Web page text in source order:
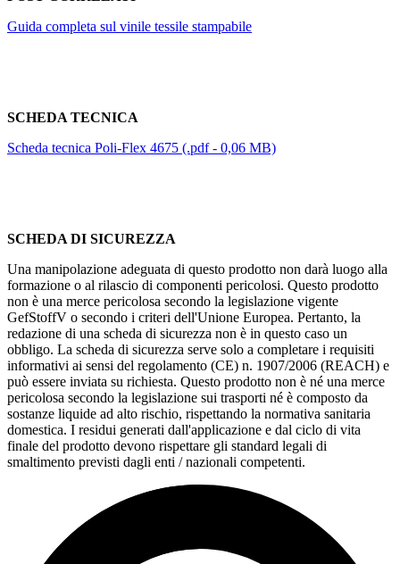
Guida completa sul vinile tessile stampabile
SCHEDA TECNICA
Scheda tecnica Poli-Flex 4675 (.pdf - 0,06 MB)
SCHEDA DI SICUREZZA
Una manipolazione adeguata di questo prodotto non darà luogo alla
formazione o al rilascio di componenti pericolosi. Questo prodotto
non è una merce pericolosa secondo la legislazione vigente
GefStoffV o secondo i criteri dell'Unione Europea. Pertanto, la
redazione di una scheda di sicurezza non è in questo caso un
obbligo. La scheda di sicurezza serve solo a completare i requisiti
informativi ai sensi del regolamento (CE) n. 1907/2006 (REACH) e
può essere inviata su richiesta. Questo prodotto non è né una merce
pericolosa secondo la legislazione sui trasporti né è composto da
sostanze liquide ad alto rischio, rispettando la normativa sanitaria
domestica. I residui generati dall'applicazione e dal ciclo di vita
finale del prodotto devono rispettare gli standard legali di
smaltimento previsti dagli enti / nazionali competenti.